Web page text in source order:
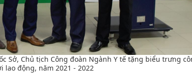
Sở, Chủ tịch Công đoàn Ngành Y tế tặng biểu trưng
động, năm 2021 - 2022